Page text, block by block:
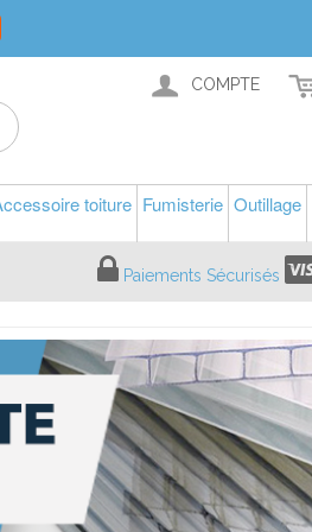
COMPTE
toiture Fumisterie Outillage
Paiements Sécurisés